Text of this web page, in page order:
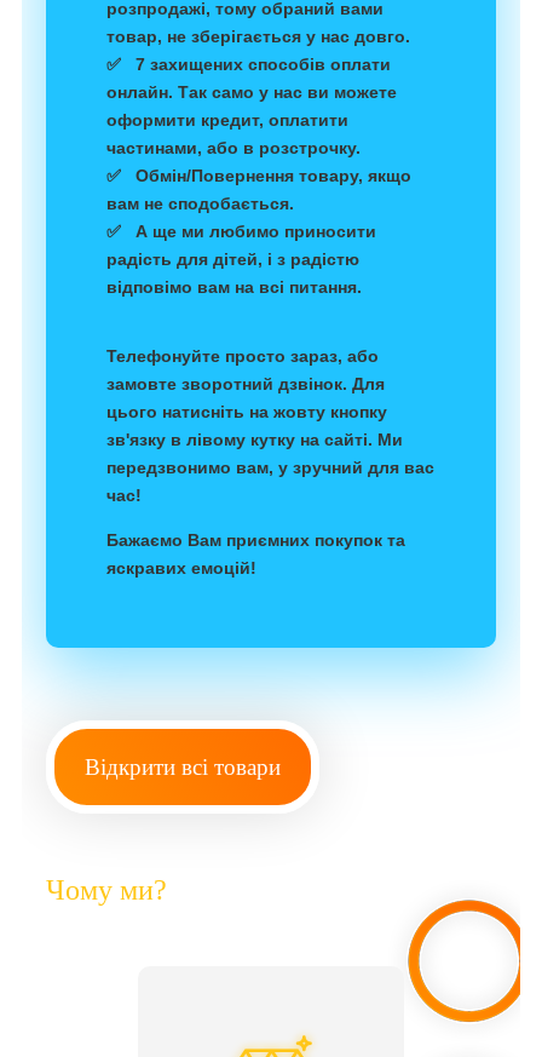
розпродажі, тому обраний вами
товар, не зберігається у нас довго.
✅ 7 захищених способів оплати
онлайн. Так само у нас ви можете
оформити кредит, оплатити
частинами, або в розстрочку.
✅ Обмін/Повернення товару, якщо
вам не сподобається.
✅ А ще ми любимо приносити
радість для дітей, і з радістю
відповімо вам на всі питання.
Телефонуйте просто зараз, або
замовте зворотний дзвінок. Для
цього натисніть на жовту кнопку
зв'язку в лівому кутку на сайті. Ми
передзвонимо вам, у зручний для вас
час!
Бажаємо Вам приємних покупок та
яскравих емоцій!
Відкрити всі товари
Чому ми?